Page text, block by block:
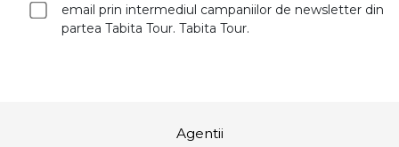
email prin intermediul campaniilor de newsletter din
partea Tabita Tour. Tabita Tour.
Agentii